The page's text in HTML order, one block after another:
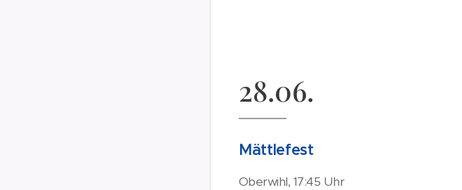
28.06.
Mättlefest
Oberwihl, 17:45 Uhr